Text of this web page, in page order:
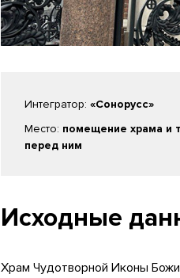
Интегратор: «Сонорусс»
Место: помещение храма и
перед ним
Исходные
Храм Чудотворной Иконы